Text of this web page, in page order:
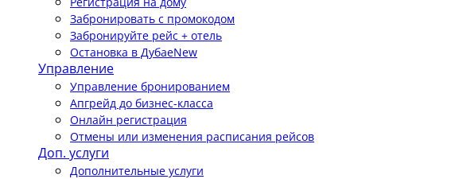
Забронировать с промокодом
Забронируйте рейс + отель
Остановка в ДубаеNew
Управление
Управление бронированием
Апгрейд до бизнес-класса
Онлайн регистрация
Отмены или изменения расписания рейсов
Доп. услуги
Дополнительные услуги